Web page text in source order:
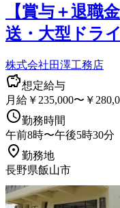
【賞与＋退職
送・大型ドラ
株式会社田澤工務店
想定給与
月給￥235,000〜￥
勤務時間
午前8時〜午後5時30分
勤務地
長野県飯山市